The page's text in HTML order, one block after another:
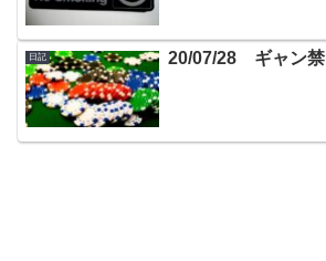
日記 20/07/28 ギャン禁